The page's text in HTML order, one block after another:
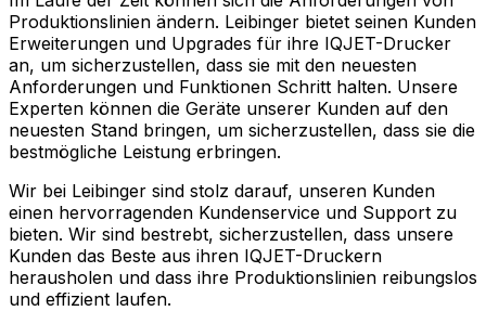
Produktionslinien ändern. Leibinger bietet seinen Kunden
Erweiterungen und Upgrades für ihre IQJET-Drucker
an, um sicherzustellen, dass sie mit den neuesten
Anforderungen und Funktionen Schritt halten. Unsere
Experten können die Geräte unserer Kunden auf den
neuesten Stand bringen, um sicherzustellen, dass sie die
bestmögliche Leistung erbringen.
Wir bei Leibinger sind stolz darauf, unseren Kunden
einen hervorragenden Kundenservice und Support zu
bieten. Wir sind bestrebt, sicherzustellen, dass unsere
Kunden das Beste aus ihren IQJET-Druckern
herausholen und dass ihre Produktionslinien reibungslos
und effizient laufen.